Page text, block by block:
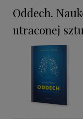
Oddech.
utraconej